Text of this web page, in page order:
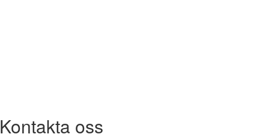
Kontakta oss